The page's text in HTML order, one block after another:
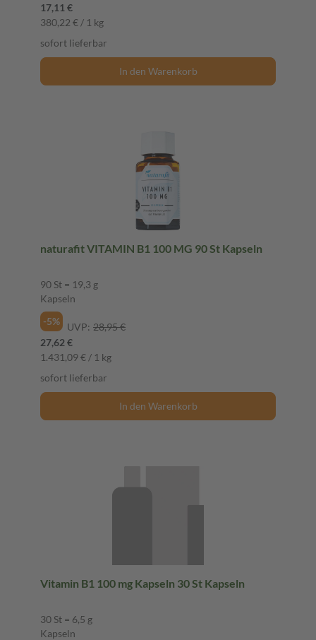
17,11 €
380,22 € / 1 kg
sofort lieferbar
In den Warenkorb
naturafit VITAMIN B1 100 MG 90 St Kapseln
90 St = 19,3 g
Kapseln
-5%
UVP: 28,95 €
27,62 €
1.431,09 € / 1 kg
sofort lieferbar
In den Warenkorb
Vitamin B1 100 mg Kapseln 30 St Kapseln
30 St = 6,5 g
Kapseln